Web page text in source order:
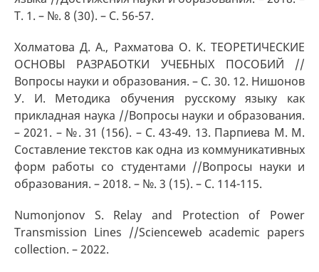
Т. 1. – №. 8 (30). – С. 56-57.
Холматова Д. А., Рахматова О. К. ТЕОРЕТИЧЕСКИЕ
ОСНОВЫ РАЗРАБОТКИ УЧЕБНЫХ ПОСОБИЙ //
Вопросы науки и образования. – С. 30. 12. Нишонов
У. И. Методика обучения русскому языку как
прикладная наука //Вопросы науки и образования.
– 2021. – №. 31 (156). – С. 43-49. 13. Парпиева М. М.
Составление текстов как одна из коммуникативных
форм работы со студентами //Вопросы науки и
образования. – 2018. – №. 3 (15). – С. 114-115.
Numonjonov S. Relay and Protection of Power
Transmission Lines //Scienceweb academic papers
collection. – 2022.